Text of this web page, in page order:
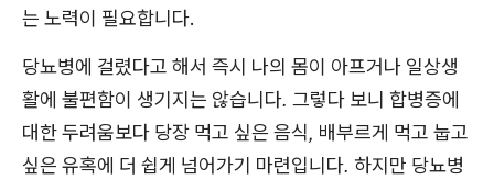
는 노력이 필요합니다.
당뇨병에 걸렸다고 해서 즉시 나의 몸이 아프거나 일상생
활에 불편함이 생기지는 않습니다. 그렇다 보니 합병증에
대한 두려움보다 당장 먹고 싶은 음식, 배부르게 먹고 눕고
싶은 유혹에 더 쉽게 넘어가기 마련입니다. 하지만 당뇨병